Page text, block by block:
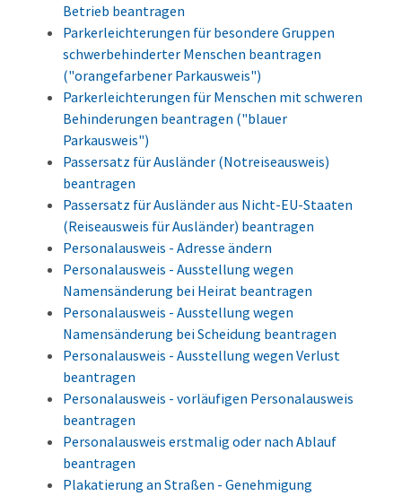
Betrieb beantragen
Parkerleichterungen für besondere Gruppen
schwerbehinderter Menschen beantragen
("orangefarbener Parkausweis")
Parkerleichterungen für Menschen mit schweren
Behinderungen beantragen ("blauer
Parkausweis")
Passersatz für Ausländer (Notreiseausweis)
beantragen
Passersatz für Ausländer aus Nicht-EU-Staaten
(Reiseausweis für Ausländer) beantragen
Personalausweis - Adresse ändern
Personalausweis - Ausstellung wegen
Namensänderung bei Heirat beantragen
Personalausweis - Ausstellung wegen
Namensänderung bei Scheidung beantragen
Personalausweis - Ausstellung wegen Verlust
beantragen
Personalausweis - vorläufigen Personalausweis
beantragen
Personalausweis erstmalig oder nach Ablauf
beantragen
Plakatierung an Straßen - Genehmigung